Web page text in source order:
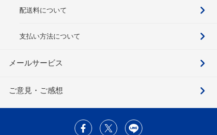
配送料について
支払い方法について
メールサービス
ご意見・ご感想